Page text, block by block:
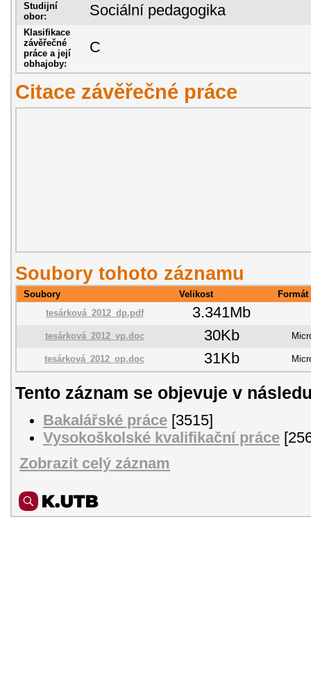
Studijní
obor:
Sociální pedagogika
Klasifikace
závěřečné
práce a její
obhajoby:
C
Citace závěřečné práce
Soubory tohoto záznamu
Soubory Velikost
Formát
tesárková_2012_dp.pdf
3.341Mb
tesárková_2012_vp.doc 30Kb
tesárková_2012_op.doc 31Kb
Tento záznam se objevuje v
Bakalářské práce [3515]
Vysokoškolské kvalifikační práce
Zobrazit celý záznam